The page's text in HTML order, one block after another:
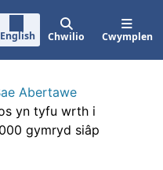
English Chwilio Cwymplen
Abertawe
yn tyfu wrth i
gymryd siâp